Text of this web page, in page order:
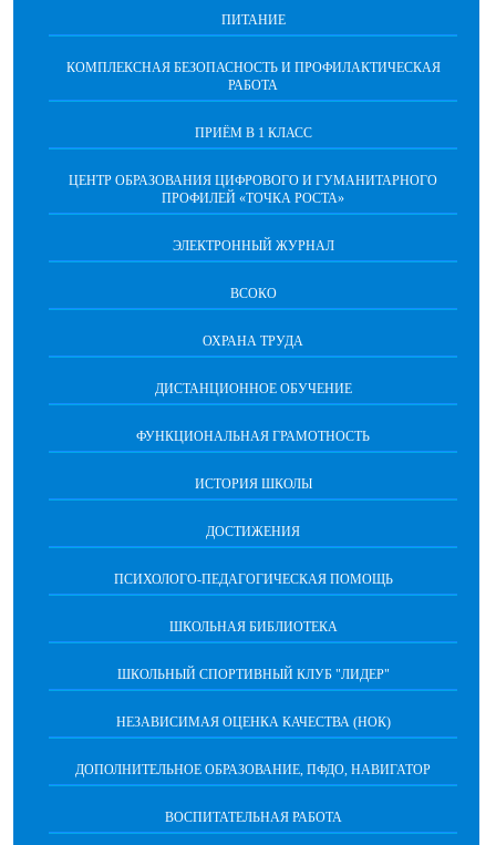
ПИТАНИЕ
КОМПЛЕКСНАЯ БЕЗОПАСНОСТЬ И ПРОФИЛАКТИЧЕСКАЯ
РАБОТА
ПРИЁМ В 1 КЛАСС
ЦЕНТР ОБРАЗОВАНИЯ ЦИФРОВОГО И ГУМАНИТАРНОГО
ПРОФИЛЕЙ «ТОЧКА РОСТА»
ЭЛЕКТРОННЫЙ ЖУРНАЛ
ВСОКО
ОХРАНА ТРУДА
ДИСТАНЦИОННОЕ ОБУЧЕНИЕ
ФУНКЦИОНАЛЬНАЯ ГРАМОТНОСТЬ
ИСТОРИЯ ШКОЛЫ
ДОСТИЖЕНИЯ
ПСИХОЛОГО-ПЕДАГОГИЧЕСКАЯ ПОМОЩЬ
ШКОЛЬНАЯ БИБЛИОТЕКА
ШКОЛЬНЫЙ СПОРТИВНЫЙ КЛУБ "ЛИДЕР"
НЕЗАВИСИМАЯ ОЦЕНКА КАЧЕСТВА (НОК)
ДОПОЛНИТЕЛЬНОЕ ОБРАЗОВАНИЕ, ПФДО, НАВИГАТОР
ВОСПИТАТЕЛЬНАЯ РАБОТА